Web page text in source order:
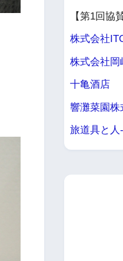
【第1回協
株式会社
株式会社岡
十亀酒店
響灘菜園株
旅道具と人